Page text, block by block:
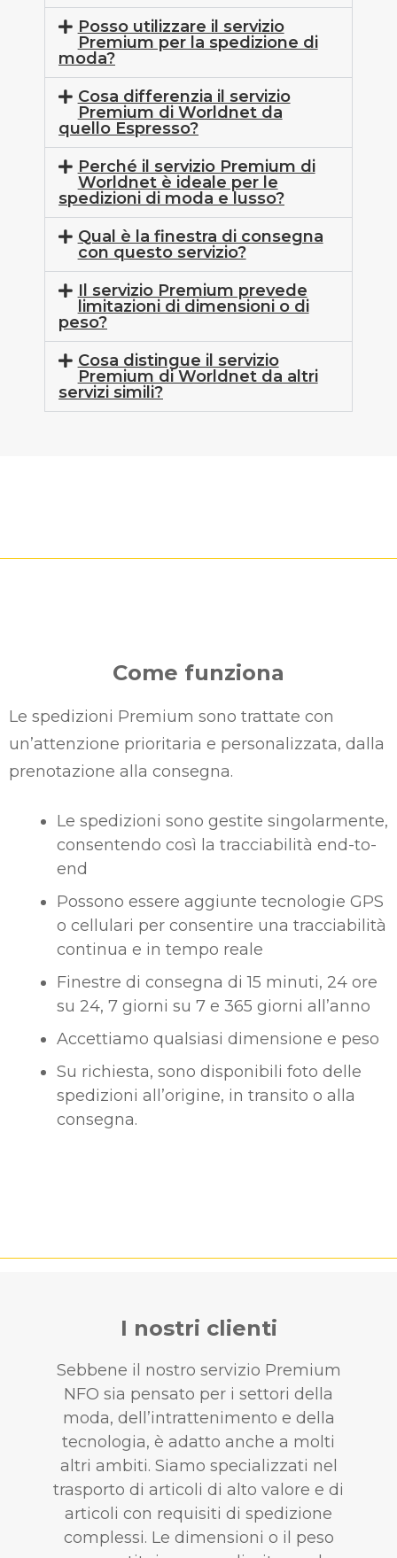
Posso utilizzare il servizio
Premium per la spedizione di
moda?
Cosa differenzia il servizio
Premium di Worldnet da
quello Espresso?
Perché il servizio Premium di
Worldnet è ideale per le
spedizioni di moda e lusso?
Qual è la finestra di consegna
con questo servizio?
Il servizio Premium prevede
limitazioni di dimensioni o di
peso?
Cosa distingue il servizio
Premium di Worldnet da altri
servizi simili?
Come funziona
Le spedizioni Premium sono trattate con
un’attenzione prioritaria e personalizzata, dalla
prenotazione alla consegna.
Le spedizioni sono gestite singolarmente,
consentendo così la tracciabilità end-to-
end
Possono essere aggiunte tecnologie GPS
o cellulari per consentire una tracciabilità
continua e in tempo reale
Finestre di consegna di 15 minuti, 24 ore
su 24, 7 giorni su 7 e 365 giorni all’anno
Accettiamo qualsiasi dimensione e peso
Su richiesta, sono disponibili foto delle
spedizioni all’origine, in transito o alla
consegna.
I nostri clienti
Sebbene il nostro servizio Premium
NFO sia pensato per i settori della
moda, dell’intrattenimento e della
tecnologia, è adatto anche a molti
altri ambiti. Siamo specializzati nel
trasporto di articoli di alto valore e di
articoli con requisiti di spedizione
complessi. Le dimensioni o il peso